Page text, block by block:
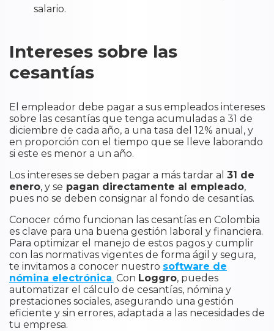
salario.
Intereses sobre las
cesantías
El empleador debe pagar a sus empleados intereses
sobre las cesantías que tenga acumuladas a 31 de
diciembre de cada año, a una tasa del 12% anual, y
en proporción con el tiempo que se lleve laborando
si este es menor a un año.
Los intereses se deben pagar a más tardar al 31 de
enero, y se pagan directamente al empleado,
pues no se deben consignar al fondo de cesantías.
Conocer cómo funcionan las cesantías en Colombia
es clave para una buena gestión laboral y financiera.
Para optimizar el manejo de estos pagos y cumplir
con las normativas vigentes de forma ágil y segura,
te invitamos a conocer nuestro software de
nómina electrónica. Con Loggro, puedes
automatizar el cálculo de cesantías, nómina y
prestaciones sociales, asegurando una gestión
eficiente y sin errores, adaptada a las necesidades de
tu empresa.